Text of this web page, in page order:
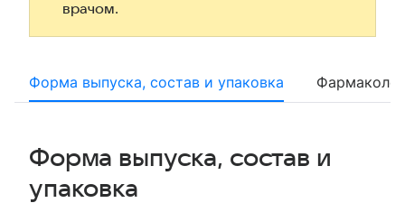
врачом.
Форма выпуска, состав и упаковка
Форма выпуска, состав и
упаковка